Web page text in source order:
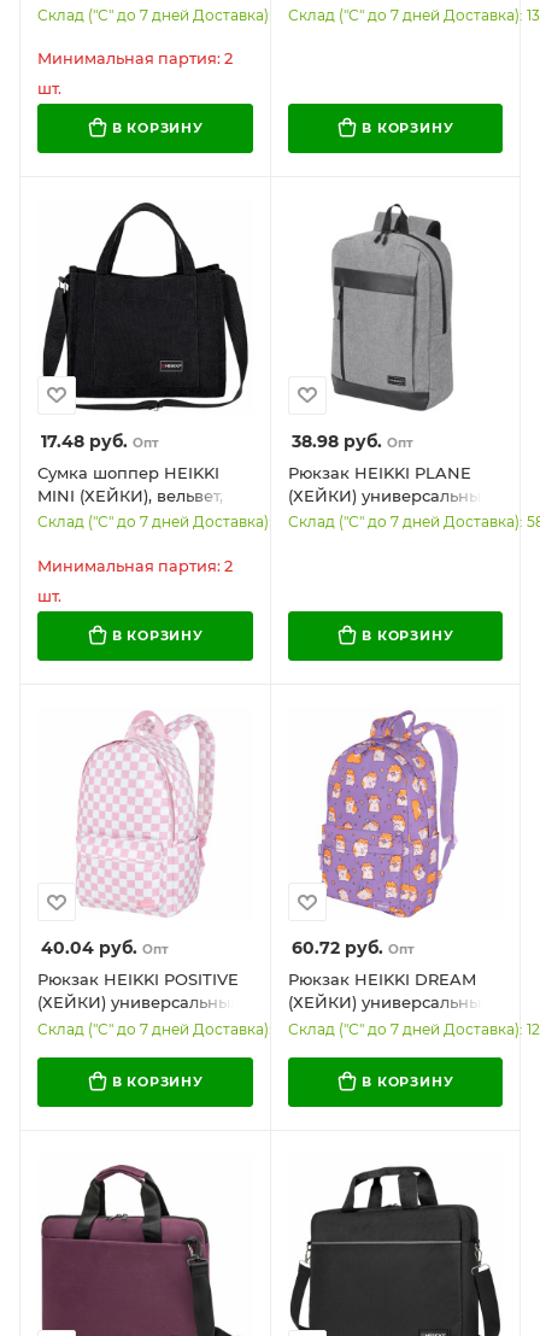
отделением для ноутбука
вставкой, 34х44х6 см,
Склад ("С" до 7 дней Доставка): 1821
Минимальная партия: 2
шт.
В КОРЗИНУ
карман-антивор,
Склад ("С" до 7 дней Доставка):
В КОРЗИНУ
17.48 руб. Опт
Сумка шоппер HEIKKI
MINI (ХЕЙКИ), вельвет,
25х20 см, черный, 272439
Склад ("С" до 7 дней Доставка): 1183
Минимальная партия: 2
шт.
В КОРЗИНУ
38.98руб. Опт
Рюкзак HEIKKI PLANE
(ХЕЙКИ) универсальный,
отделение для ноутбука,
Склад ("С" до 7 дней Доставка):
В КОРЗИНУ
40.04 руб. Опт
Рюкзак HEIKKI POSITIVE
(ХЕЙКИ) универсальный,
карман-антивор, "Pastel
Склад ("С" до 7 дней Доставка): 960
В КОРЗИНУ
60.72руб. Опт
Рюкзак HEIKKI DREAM
(ХЕЙКИ) универсальный,
с карманом для
"Hamster", 42х26х14 см,
273850
Склад ("С" до 7 дней Доставка):
В КОРЗИНУ